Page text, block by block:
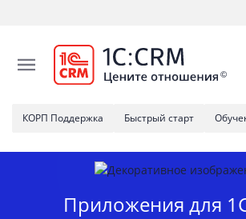
Быстрый старт
КОРП Поддержка
Приложения для